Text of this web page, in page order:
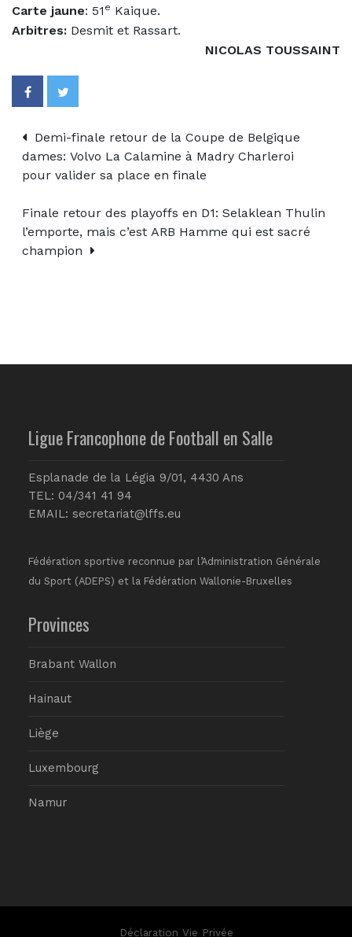
Carte jaune: 51 e Kaique.
Arbitres: Desmit et Rassart.
NICOLAS TOUSSAINT
Demi-finale retour de la Coupe de Belgique
dames: Volvo La Calamine à Madry Charleroi
pour valider sa place en finale
Finale retour des playoffs en D1: Selaklean Thulin
l’emporte, mais c’est ARB Hamme qui est sacré
champion
Ligue Francophone de Football en Salle
Esplanade de la Légia 9/01, 4430 Ans
TEL: 04/341 41 94
EMAIL: secretariat@lffs.eu
Fédération sportive reconnue par l’Administration Générale
du Sport (ADEPS) et la Fédération Wallonie-Bruxelles
Provinces
Brabant Wallon
Hainaut
Liège
Luxembourg
Namur
Déclaration Vie Privée